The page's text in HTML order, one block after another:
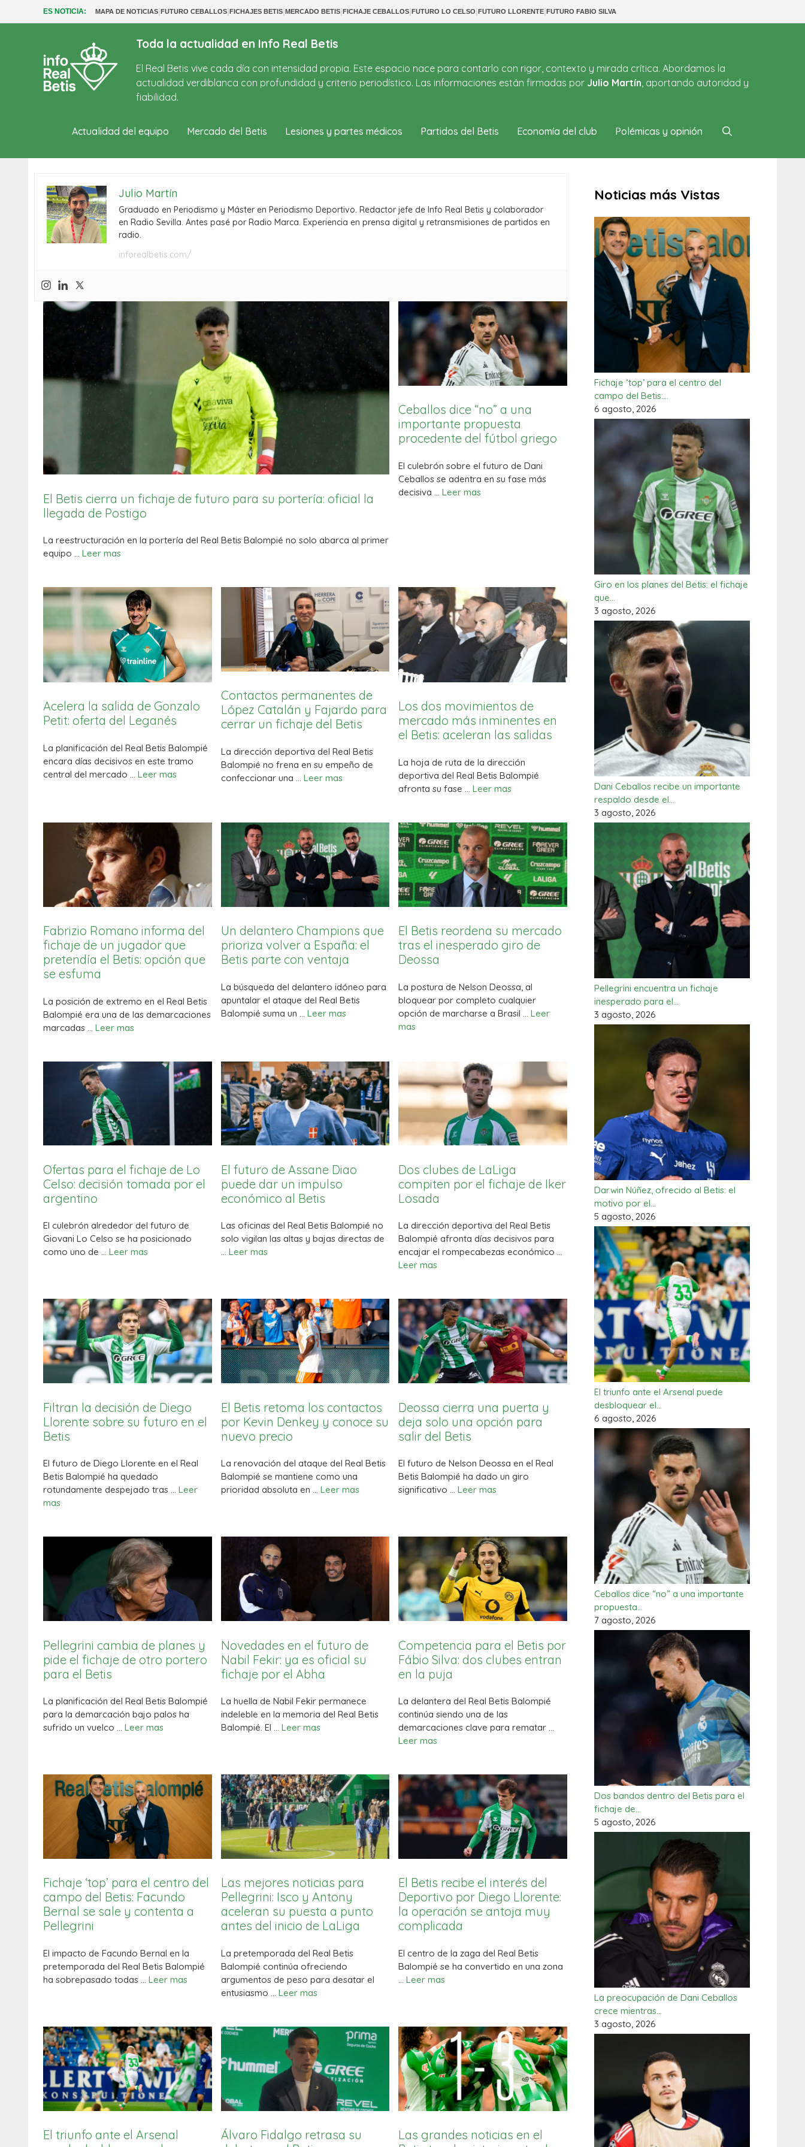
ES NOTICIA: MAPA DE NOTICIAS|FUTURO CEBALLOS|FICHAJES BETIS|MERCADO BETIS|FICHAJE CEBALLOS|FUTURO LO CELSO|FUTURO LLORENTE|FUTURO FABIO SILVA
Toda la actualidad en Info Real Betis
El Real Betis vive cada día con intensidad propia. Este espacio nace para contarlo con rigor, contexto y mirada crítica. Abordamos la
actualidad verdiblanca con profundidad y criterio periodístico. Las informaciones están firmadas por Julio Martín, aportando autoridad y
fiabilidad.
Actualidad del equipo Mercado del Betis Lesiones y partes médicos Partidos del Betis Economía del club Polémicas y opinión
Julio Martín
Graduado en Periodismo y Máster en Periodismo Deportivo. Redactor jefe de Info Real Betis y colaborador
en Radio Sevilla. Antes pasé por Radio Marca. Experiencia en prensa digital y retransmisiones de partidos en
radio.
inforealbetis.com/
El Betis cierra un fichaje de futuro para su portería: oficial la
llegada de Postigo
La reestructuración en la portería del Real Betis Balompié no solo abarca al primer
equipo … Leer mas
Ceballos dice “no” a una
importante propuesta
procedente del fútbol griego
El culebrón sobre el futuro de Dani
Ceballos se adentra en su fase más
decisiva …Leer mas
Acelera la salida de Gonzalo
Petit: oferta del Leganés
La planificación del Real Betis Balompié
encara días decisivos en este tramo
central del mercado … Leer mas
Contactos permanentes de
López Catalán y Fajardo para
cerrar un fichaje del Betis
La dirección deportiva del Real Betis
Balompié no frena en su empeño de
confeccionar una … Leer mas
Los dos movimientos de
mercado más inminentes en
el Betis: aceleran las salidas
La hoja de ruta de la dirección
deportiva del Real Betis Balompié
afronta su fase …Leer mas
Fabrizio Romano informa del
fichaje de un jugador que
pretendía el Betis: opción que
se esfuma
La posición de extremo en el Real Betis
Balompié era una de las demarcaciones
marcadas … Leer mas
Un delantero Champions que
prioriza volver a España: el
Betis parte con ventaja
La búsqueda del delantero idóneo para
apuntalar el ataque del Real Betis
Balompié suma un … Leer mas
El Betis reordena su mercado
tras el inesperado giro de
Deossa
La postura de Nelson Deossa, al
bloquear por completo cualquier
opción de marcharse a Brasil …Leer
mas
Ofertas para el fichaje de Lo
Celso: decisión tomada por el
argentino
El culebrón alrededor del futuro de
Giovani Lo Celso se ha posicionado
como uno de … Leer mas
El futuro de Assane Diao
puede dar un impulso
económico al Betis
Las oficinas del Real Betis Balompié no
solo vigilan las altas y bajas directas de
… Leer mas
Dos clubes de LaLiga
compiten por el fichaje de Iker
Losada
La dirección deportiva del Real Betis
Balompié afronta días decisivos para
encajar el rompecabezas económico …
Leer mas
Filtran la decisión de Diego
Llorente sobre su futuro en el
Betis
El futuro de Diego Llorente en el Real
Betis Balompié ha quedado
rotundamente despejado tras … Leer
mas
El Betis retoma los contactos
por Kevin Denkey y conoce su
nuevo precio
La renovación del ataque del Real Betis
Balompié se mantiene como una
prioridad absoluta en … Leer mas
Deossa cierra una puerta y
deja solo una opción para
salir del Betis
El futuro de Nelson Deossa en el Real
Betis Balompié ha dado un giro
significativo …Leer mas
Pellegrini cambia de planes y
pide el fichaje de otro portero
para el Betis
La planificación del Real Betis Balompié
para la demarcación bajo palos ha
sufrido un vuelco … Leer mas
Novedades en el futuro de
Nabil Fekir: ya es oficial su
fichaje por el Abha
La huella de Nabil Fekir permanece
indeleble en la memoria del Real Betis
Balompié. El … Leer mas
Competencia para el Betis por
Fábio Silva: dos clubes entran
en la puja
La delantera del Real Betis Balompié
continúa siendo una de las
demarcaciones clave para rematar …
Leer mas
Fichaje ‘top’ para el centro del
campo del Betis: Facundo
Bernal se sale y contenta a
Pellegrini
El impacto de Facundo Bernal en la
pretemporada del Real Betis Balompié
ha sobrepasado todas … Leer mas
Las mejores noticias para
Pellegrini: Isco y Antony
aceleran su puesta a punto
antes del inicio de LaLiga
La pretemporada del Real Betis
Balompié continúa ofreciendo
argumentos de peso para desatar el
entusiasmo … Leer mas
El Betis recibe el interés del
Deportivo por Diego Llorente:
la operación se antoja muy
complicada
El centro de la zaga del Real Betis
Balompié se ha convertido en una zona
…Leer mas
El triunfo ante el Arsenal
Álvaro Fidalgo retrasa su
Las grandes noticias en el
Noticias más Vistas
Fichaje ‘top’ para el centro del
campo del Betis:…
6 agosto, 2026
Giro en los planes del Betis: el fichaje
que…
3 agosto, 2026
Dani Ceballos recibe un importante
respaldo desde el…
3 agosto, 2026
Pellegrini encuentra un fichaje
inesperado para el…
3 agosto, 2026
Darwin Núñez, ofrecido al Betis: el
motivo por el…
5 agosto, 2026
El triunfo ante el Arsenal puede
desbloquear el…
6 agosto, 2026
Ceballos dice “no” a una importante
propuesta…
7 agosto, 2026
Dos bandos dentro del Betis para el
fichaje de…
5 agosto, 2026
La preocupación de Dani Ceballos
crece mientras…
3 agosto, 2026